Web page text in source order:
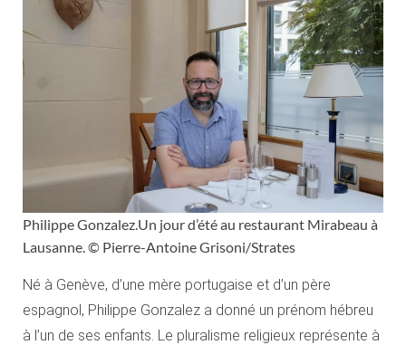
Philippe Gonzalez.Un jour d’été au restaurant Mirabeau à
Lausanne. © Pierre-Antoine Grisoni/Strates
Né à Genève, d’une mère portugaise et d’un père
espagnol, Philippe Gonzalez a donné un prénom hébreu
à l’un de ses enfants. Le pluralisme religieux représente à